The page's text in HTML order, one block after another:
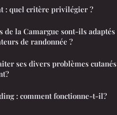
: quel critère privilégier ?
de la Camargue sont-ils adaptés
de randonnée ?
ses divers problèmes cutanés
: comment fonctionne-t-il?